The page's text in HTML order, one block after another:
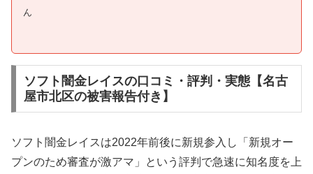
ん
ソフト闇金レイスの口コミ・評判・実態【名古
屋市北区の被害報告付き】
ソフト闇金レイスは2022年前後に新規参入し「新規オー
プンのため審査が激アマ」という評判で急速に知名度を上